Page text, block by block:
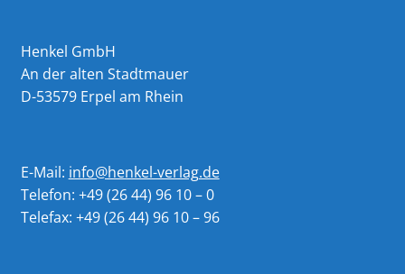
Henkel GmbH
An der alten Stadtmauer
D-53579 Erpel am Rhein
E-Mail: info@henkel-verlag.de
Telefon: +49 (26 44) 96 10 – 0
Telefax: +49 (26 44) 96 10 – 96